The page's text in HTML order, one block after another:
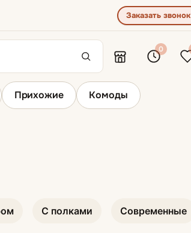
Заказать звонок
0
Прихожие Комоды
С полками Современные